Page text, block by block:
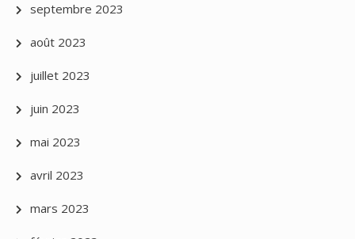
septembre 2023
août 2023
juillet 2023
juin 2023
mai 2023
avril 2023
mars 2023